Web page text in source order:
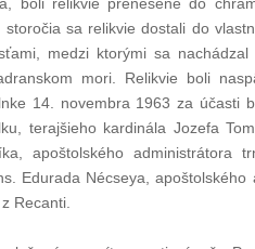
storočia sa relikvie dostali do
medzi ktorými sa
mori. Relikvie boli
14. novembra 1963 za účasti
terajšieho kardinála Jozefa
apoštolského administrátora
Edurada Nécseya,
Recanti.